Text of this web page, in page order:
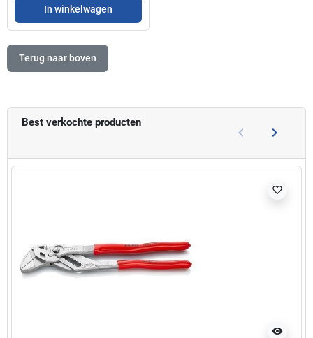
Best verkochte producten
Vorige
keyboard_arrow_left keyboard_arrow_right
visibility
favorite_border
In winkelwagen
Terug naar boven